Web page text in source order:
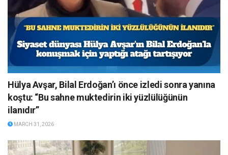
Hülya Avşar, Bilal Erdoğan’ı önce izledi sonra yanına
koştu: “Bu sahne muktedirin iki yüzlülüğünün
ilanıdır”
MARCH 31, 2026